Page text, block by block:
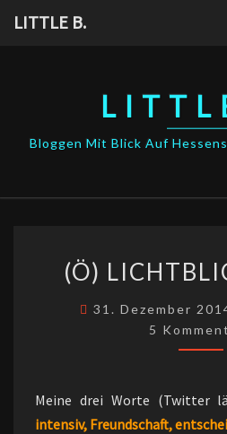
LITTLE B.
Bloggen Mit Blick Auf
(Ö)
31. Dezember
5
Meine drei Worte (Twitter
intensiv, Freundschaft,